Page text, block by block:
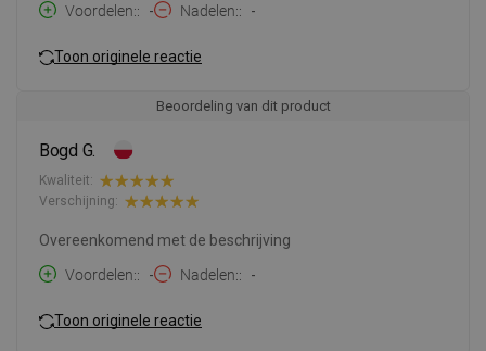
Voordelen:
- Nadelen: -
Toon originele reactie
Beoordeling van dit product
Bogd G.
Kwaliteit:
Verschijning:
Overeenkomend met de beschrijving
Voordelen:
- Nadelen: -
Toon originele reactie